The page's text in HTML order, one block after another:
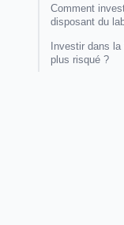
Comment
disposant du
Investir dans
plus risqué ?